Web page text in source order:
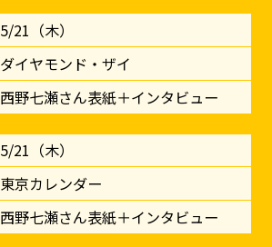
5/21（木）
ダイヤモンド・ザイ
西野七瀬さん表紙＋インタビュー
5/21（木）
東京カレンダー
西野七瀬さん表紙＋インタビュー